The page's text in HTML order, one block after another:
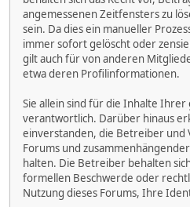
angemessenen Zeitfensters zu
sein. Da dies ein manueller
immer sofort gelöscht oder
gilt auch für von anderen
etwa deren Profilinformationen.
Sie allein sind für die Inhalte
verantwortlich. Darüber hinaus
einverstanden, die Betreiber und
Forums und
halten. Die Betreiber behalten
formellen Beschwerde oder
Nutzung dieses Forums, Ihre